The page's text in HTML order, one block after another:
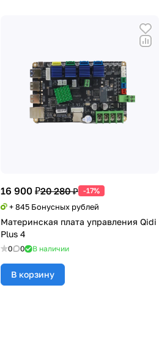
16 900 ₽20 280 ₽ -17%
+ 845 Бонусных рублей
Материнская плата управления Qidi
Plus 4
0 0 В наличии
В корзину